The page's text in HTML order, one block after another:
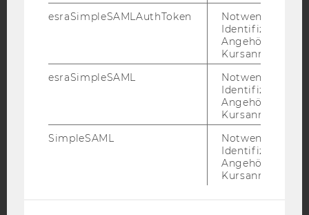
YouTube Newsletter Bluesky
BARRIEREFREIHEITSERKLÄRUNG WEBSEITE
DATENSCHUTZERKLÄRUNG
DATENSCHUTZERKLÄRUNG SOCIAL MEDIA
DATENSCHUTZERKLÄRUNG
esraSimpleSAMLAuthToken
Notwendig zur
Identifizierung
Angehörige/r für
Kursanmeldung.
esraSimpleSAML
Notwendig zur
Identifizierung
Angehörige/r für
Kursanmeldung.
SimpleSAML
Notwendig zur
Identifizierung
Angehörige/r für
Kursanmeldung.